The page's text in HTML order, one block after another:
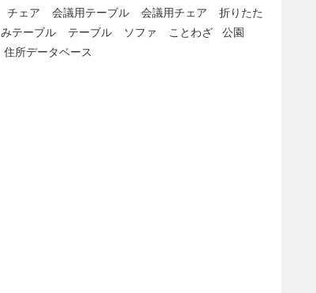
チェア
会議用テーブル 会議用チェア
折りたた
みテーブル
テーブル ソファ ことわざ
公園
住所データベース